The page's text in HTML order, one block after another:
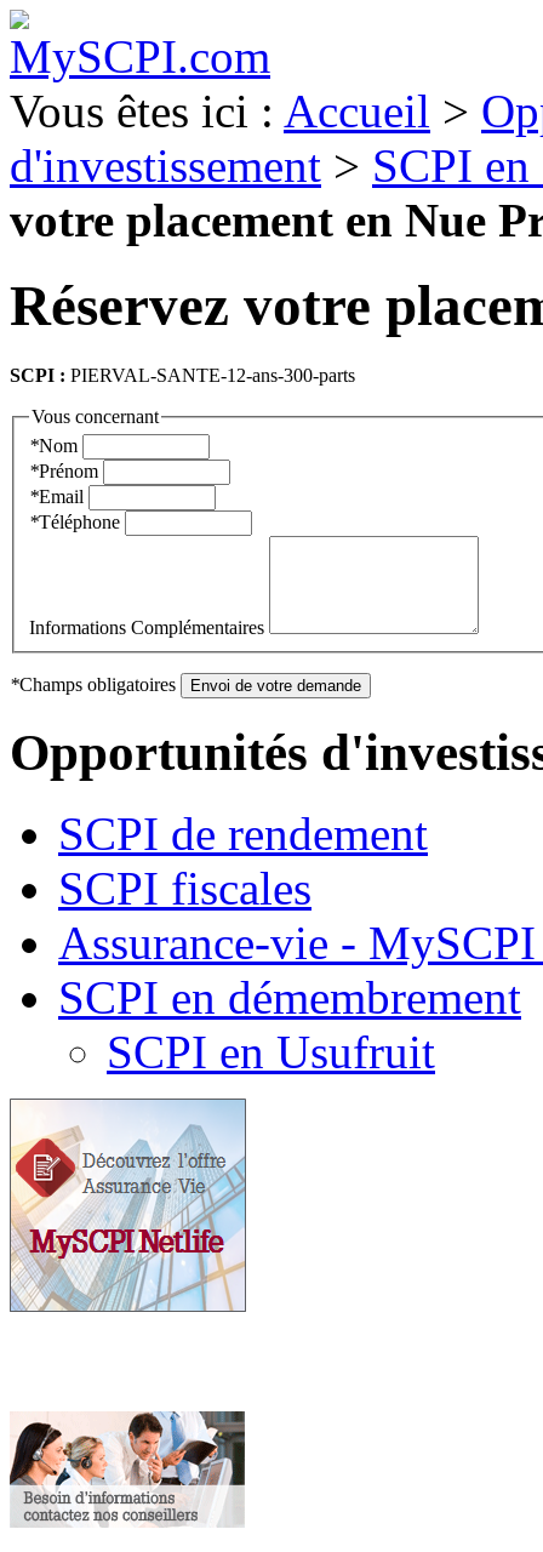
Vous êtes ici : Accueil >
d'investissement > SCPI
votre placement en Nue
Réservez votre
SCPI : PIERVAL-SANTE-12-ans-300-parts
Vous concernant
*Nom
*Prénom
*Email
*Téléphone
Informations Complémentaires
*Champs obligatoires Envoi de votre demande
Opportunités
SCPI de rendement
SCPI fiscales
Assurance-vie -
SCPI en démembrement
SCPI en Usufruit